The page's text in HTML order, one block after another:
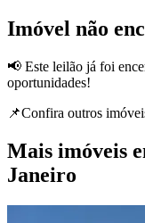
Leilões
Imóvel não
📢 Este leilão já foi
oportunidades!
📌Confira outros
Mais imóveis
Janeiro